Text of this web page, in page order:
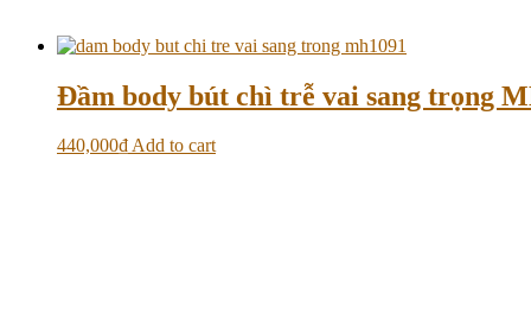
Đầm body bút chì trễ vai sang trọng
440,000₫Add to cart